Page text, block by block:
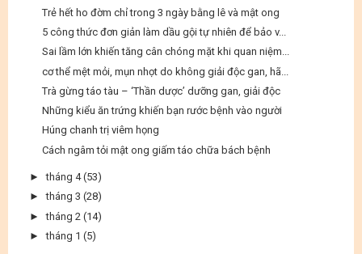
Trẻ hết ho đờm chỉ trong 3 ngày bằng lê và mật ong
5 công thức đơn giản làm dầu gội tự nhiên để bảo v...
Sai lầm lớn khiến tăng cân chóng mặt khi quan niệm...
cơ thể mệt mỏi, mụn nhọt do không giải độc gan, hã...
Trà gừng táo tàu – ‘Thần dược’ dưỡng gan, giải độc
Những kiểu ăn trứng khiến bạn rước bệnh vào người
Húng chanh trị viêm họng
Cách ngâm tỏi mật ong giấm táo chữa bách bệnh
►tháng 4 (53)
►tháng 3 (28)
►tháng 2 (14)
►tháng 1 (5)